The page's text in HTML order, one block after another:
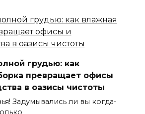
грудью: как
превращает офисы
в оазисы чистоты
Задумывались ли вы когда-